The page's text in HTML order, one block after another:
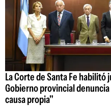
La Corte de Santa Fe
Gobierno provincial
causa propia"